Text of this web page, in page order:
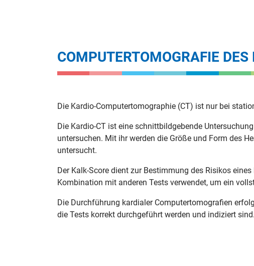
COMPUTERTOMOGRAFIE
Die Kardio-Computertomographie (CT) ist nur bei
Die Kardio-CT ist eine schnittbildgebende
untersuchen. Mit ihr werden die Größe und Form des
untersucht.
Der Kalk-Score dient zur Bestimmung des Risikos
Kombination mit anderen Tests verwendet, um ein
Die Durchführung kardialer Computertomografien
die Tests korrekt durchgeführt werden und indiziert sind.